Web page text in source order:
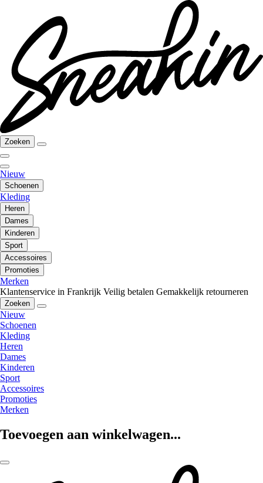
Zoeken
Nieuw
Schoenen
Kleding
Heren
Dames
Kinderen
Sport
Accessoires
Promoties
Merken
Klantenservice in Frankrijk Veilig betalen Gemakkelijk retourneren
Zoeken
Nieuw
Schoenen
Kleding
Heren
Dames
Kinderen
Sport
Accessoires
Promoties
Merken
Toevoegen aan winkelwagen...